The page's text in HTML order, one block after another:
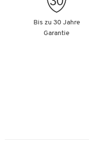
Bis zu 30 Jahre
Garantie